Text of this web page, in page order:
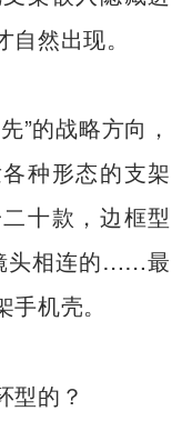
然出现。
”的战略方向，
种形态的支架
十款，边框型
头相连的……最
机壳。
型的？